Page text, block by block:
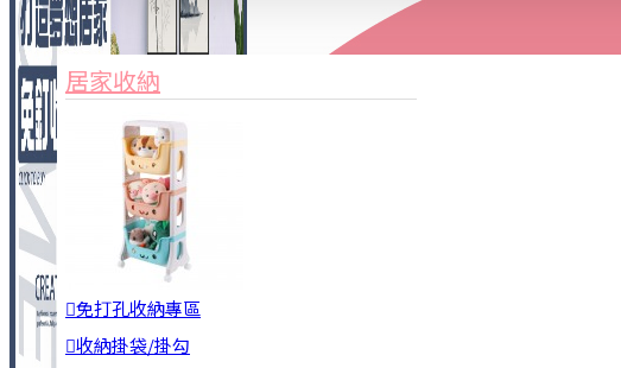
3C周邊
居家安全
居家清潔
查看更多
餐飲廚具
家俱&收納
居家收納
免打孔收納專區
收納掛袋/掛勾